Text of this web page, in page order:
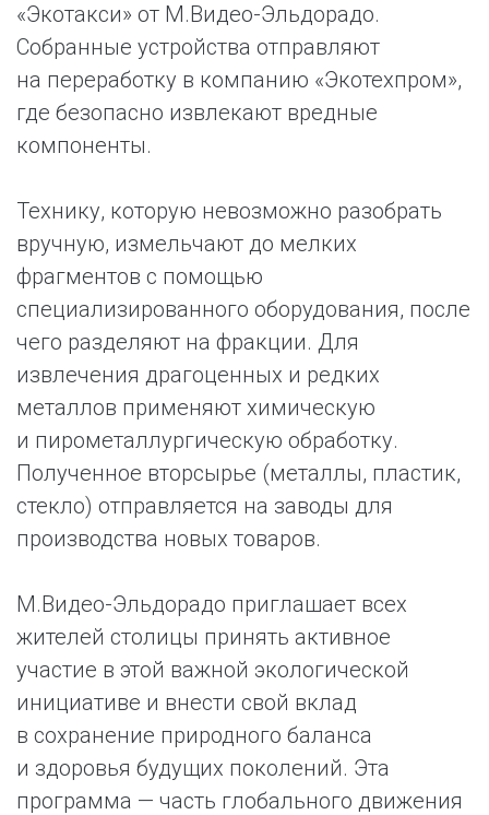
«Экотакси» от М.Видео-Эльдорадо.
Собранные устройства отправляют
на переработку в компанию «Экотехпром»,
где безопасно извлекают вредные
компоненты.
Технику, которую невозможно разобрать
вручную, измельчают до мелких
фрагментов с помощью
специализированного оборудования, после
чего разделяют на фракции. Для
извлечения драгоценных и редких
металлов применяют химическую
и пирометаллургическую обработку.
Полученное вторсырье (металлы, пластик,
стекло) отправляется на заводы для
производства новых товаров.
М.Видео-Эльдорадо приглашает всех
жителей столицы принять активное
участие в этой важной экологической
инициативе и внести свой вклад
в сохранение природного баланса
и здоровья будущих поколений. Эта
программа — часть глобального движения